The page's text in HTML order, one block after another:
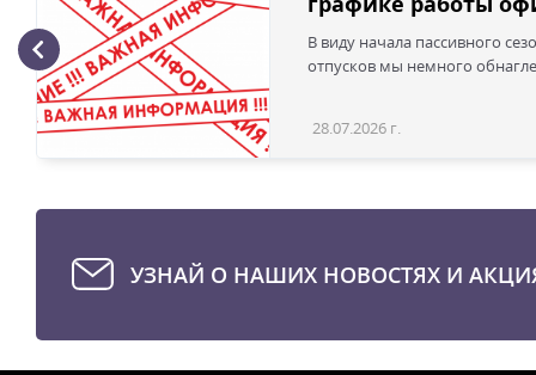
В виду начала пассивного
отпусков мы немного
28.07.2026 г.
УЗНАЙ О НАШИХ НОВОСТЯХ И